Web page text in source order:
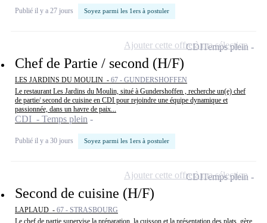
Publié il y a 27 jours Soyez parmi les 1ers à postuler
Chef de Partie / second (H/F)
LES JARDINS DU MOULIN - 67 - GUNDERSHOFFEN
Le restaurant Les Jardins du Moulin, situé à Gundershoffen , recherche un(e) chef
de partie/ second de cuisine en CDI pour rejoindre une équipe dynamique et
passionnée, dans un havre de paix...
CDI - Temps plein
Publié il y a 30 jours Soyez parmi les 1ers à postuler
CDITemps plein
Ajouter cette offre à ma sélection
Second de cuisine (H/F)
LAPLAUD - 67 - STRASBOURG
Le chef de partie supervise la préparation, la cuisson et la présentation des plats, gère
CDITemps plein
Ajouter cette offre à ma sélection